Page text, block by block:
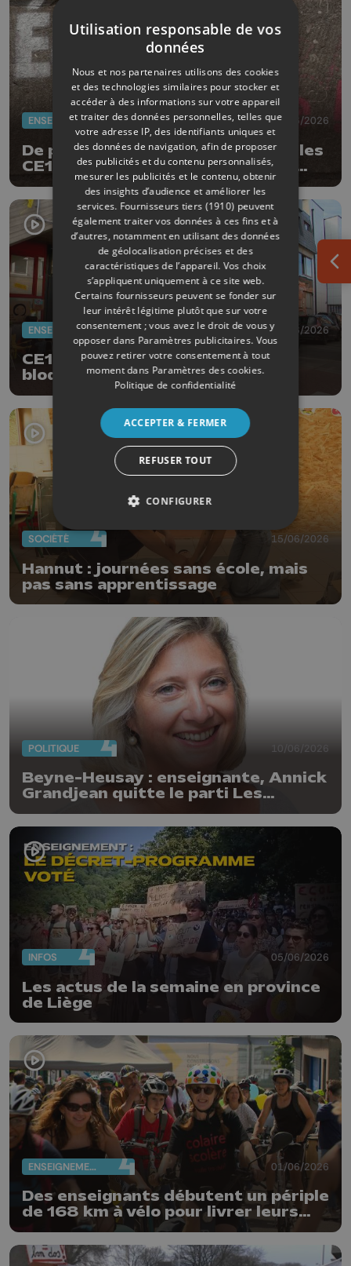
ENSEIGNEMENT 18/06/2026
De plus en plus d'écoles annulent les
CE1D et CESS à la veille du début
des épreuves
ENSEIGNEMENT 17/06/2026
CE1D, CESS : les manifestants
bloquent les dépôts
SOCIÉTÉ 15/06/2026
Hannut : journées sans école, mais
pas sans apprentissage
POLITIQUE 10/06/2026
Beyne-Heusay : enseignante, Annick
Grandjean quitte le parti Les
INFOS 05/06/2026
Les actus de la semaine en province
de Liège
ENSEIGNEMENT 01/06/2026
Des enseignants débutent un périple
de 168 km à vélo pour livrer leurs
revendications
Utilisation responsable de vos
données
Nous et nos partenaires utilisons des cookies
et des technologies similaires pour stocker et
accéder à des informations sur votre appareil
et traiter des données personnelles, telles que
votre adresse IP, des identifiants uniques et
des données de navigation, afin de proposer
des publicités et du contenu personnalisés,
mesurer les publicités et le contenu, obtenir
des insights d’audience et améliorer les
services. Fournisseurs tiers (1910) peuvent
également traiter vos données à ces fins et à
d’autres, notamment en utilisant des données
de géolocalisation précises et des
caractéristiques de l’appareil. Vos choix
s’appliquent uniquement à ce site web.
Certains fournisseurs peuvent se fonder sur
leur intérêt légitime plutôt que sur votre
consentement ; vous avez le droit de vous y
opposer dans Paramètres publicitaires. Vous
pouvez retirer votre consentement à tout
moment dans Paramètres des cookies.
Politique de confidentialité
ACCEPTER & FERMER
REFUSER TOUT
CONFIGURER